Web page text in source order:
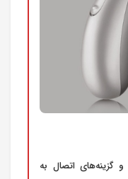
گزینه‌های اتصال به